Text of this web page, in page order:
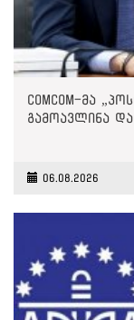
ComCom-მა
გამოავლინა
06.08.2026